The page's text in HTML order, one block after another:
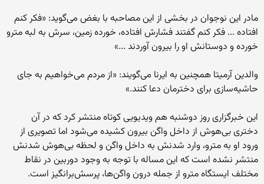
مادر این نوجوان در بخشی از این مصاحبه با بغض می‌گوید: «فکر کنم
افتاده ... فکر کنم گفتند فشارش افتاده، خورده زمین، سرش به لبه مترو
خورده و دوستانش او را بیرون آوردند ...»
والدین آرمیتا همچنین به ایرنا می‌گویند: «از مردم می‌خواهیم به جای
حاشیه‌سازی برای دخترمان دعا کنند.»
این خبرگزاری روز دوشنبه هم ویدیویی کوتاه منتشر کرد که در آن
دختری بی‌هوش از داخل واگن بیرون کشیده می‌شود اما تصویری از
ورود او به مترو، وارد شدنش به داخل واگن و لحظه بی‌هوش شدنش
منتشر نشده است که این مساله با توجه به وجود دوربین در نقاط
مختلف ایستگاه مترو از جمله درون واگن‌ها، پرسش‌برانگیز است.